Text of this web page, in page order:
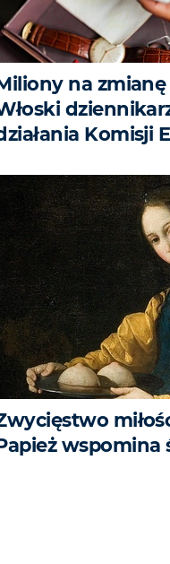
na zmianę
Komisji
wspomina